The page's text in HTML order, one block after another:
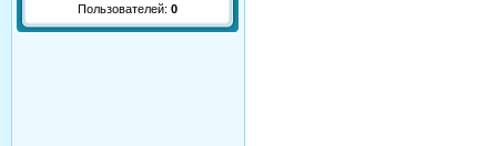
Пользователей: 0